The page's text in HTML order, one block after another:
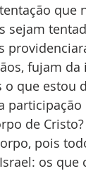
que
sejam
fujam
que estou
de
pois
os